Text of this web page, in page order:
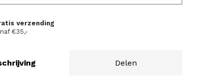
verzending
€35,-
Delen